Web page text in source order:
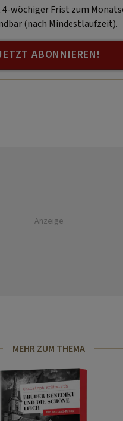
wöchiger Frist zum
(nach Mindestlaufzeit).
ABONNIEREN!
Anzeige
MEHR ZUM THEMA